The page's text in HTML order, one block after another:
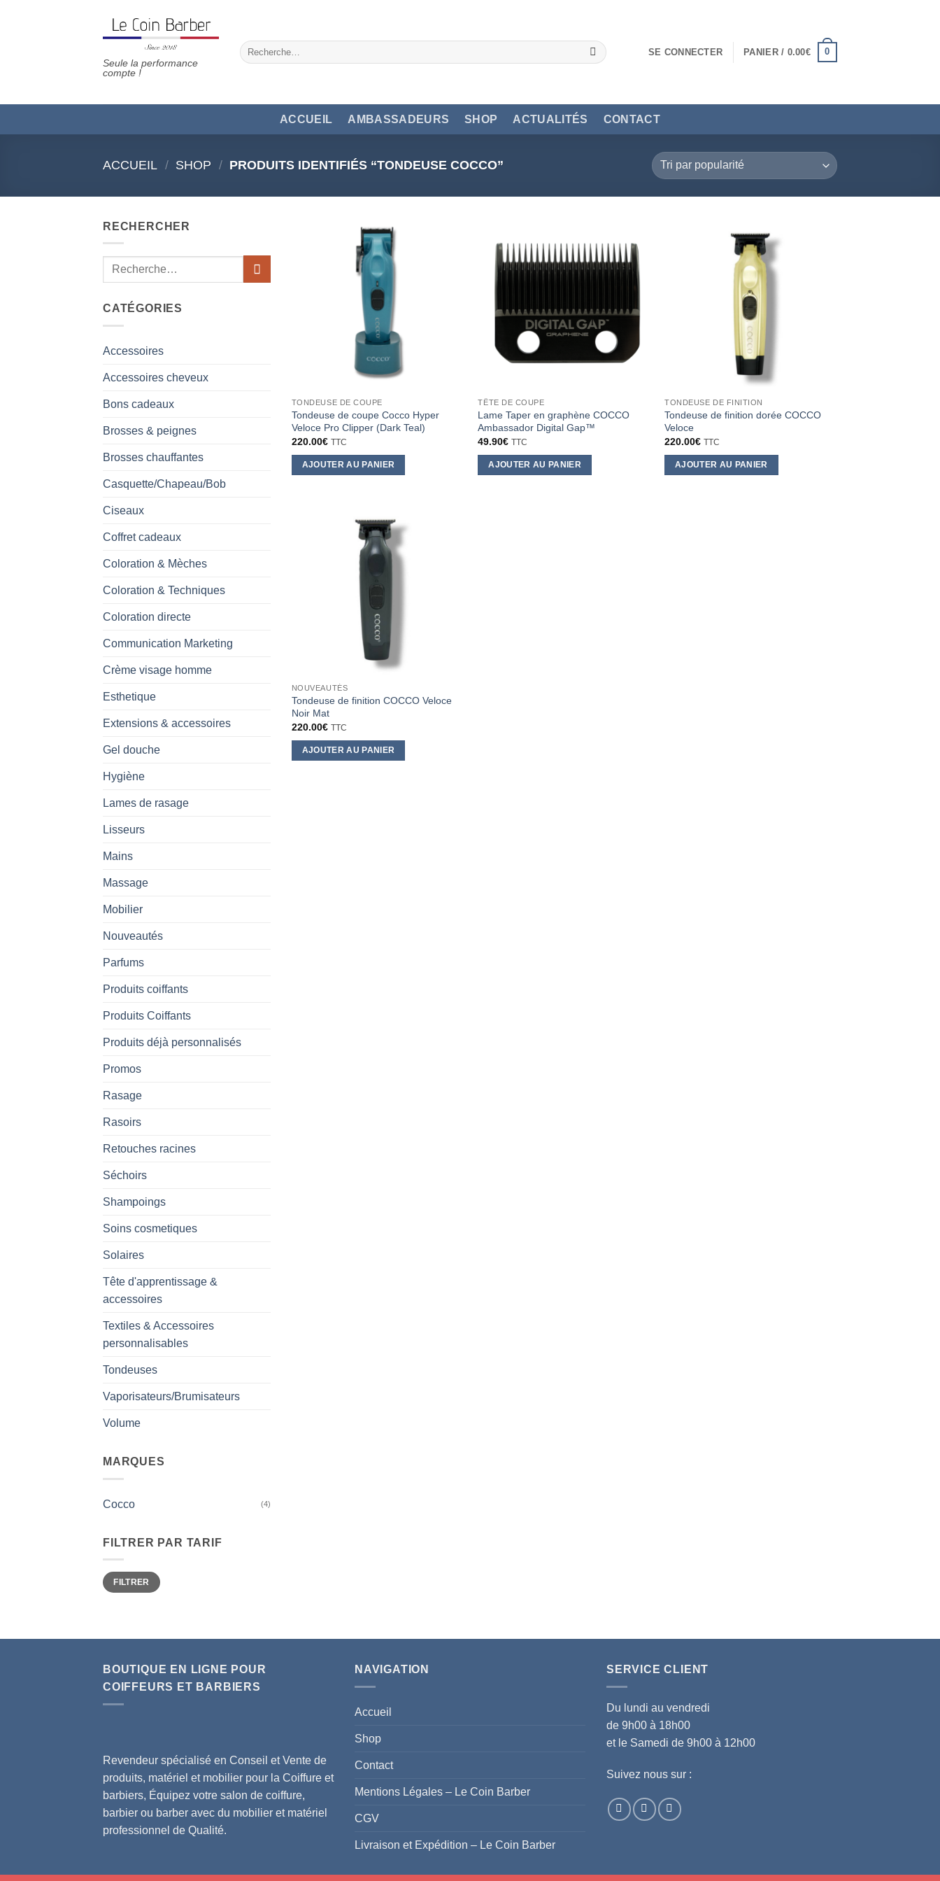
Seule la performance
compte !
Recherche
pour :
SE CONNECTER PANIER / 0.00€ 0
ACCUEIL AMBASSADEURS SHOP ACTUALITÉS CONTACT
ACCUEIL / SHOP / PRODUITS IDENTIFIÉS “TONDEUSE COCCO”
RECHERCHER
Recherche
CATÉGORIES
Accessoires
Accessoires cheveux
Bons cadeaux
Brosses & peignes
Brosses chauffantes
Casquette/Chapeau/Bob
Ciseaux
Coffret cadeaux
Coloration & Mèches
Coloration & Techniques
Coloration directe
Communication Marketing
Crème visage homme
Esthetique
Extensions & accessoires
Gel douche
Hygiène
Lames de rasage
Lisseurs
Mains
Massage
Mobilier
Nouveautés
Parfums
Produits coiffants
Produits Coiffants
Produits déjà personnalisés
Promos
Rasage
Rasoirs
Retouches racines
Séchoirs
Shampoings
Soins cosmetiques
Solaires
Tête d'apprentissage &
accessoires
Textiles & Accessoires
personnalisables
Tondeuses
Vaporisateurs/Brumisateurs
Volume
MARQUES
Cocco (4)
FILTRER PAR TARIF
Prix
min
Prix
maxFILTRER
TONDEUSE DE COUPE
Tondeuse de coupe Cocco Hyper
Veloce Pro Clipper (Dark Teal)
220.00€ TTC
AJOUTER AU PANIER
TÊTE DE COUPE
Lame Taper en graphène COCCO
Ambassador Digital Gap™
49.90€ TTC
AJOUTER AU PANIER
TONDEUSE DE FINITION
Tondeuse de finition dorée COCCO
Veloce
220.00€ TTC
AJOUTER AU PANIER
NOUVEAUTÉS
Tondeuse de finition COCCO Veloce
Noir Mat
220.00€ TTC
AJOUTER AU PANIER
BOUTIQUE EN LIGNE POUR
COIFFEURS ET BARBIERS
Revendeur spécialisé en Conseil et Vente de
produits, matériel et mobilier pour la Coiffure et
barbiers, Équipez votre salon de coiffure,
barbier ou barber avec du mobilier et matériel
professionnel de Qualité.
NAVIGATION
Accueil
Shop
Contact
Mentions Légales – Le Coin Barber
CGV
Livraison et Expédition – Le Coin Barber
SERVICE CLIENT
Du lundi au vendredi
de 9h00 à 18h00
et le Samedi de 9h00 à 12h00
Suivez nous sur :